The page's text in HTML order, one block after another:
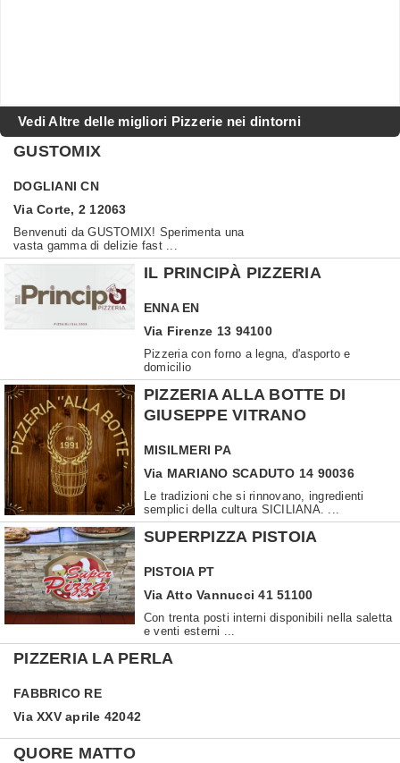
Vedi Altre delle migliori Pizzerie nei dintorni
GUSTOMIX
DOGLIANI CN
Via Corte, 2 12063
Benvenuti da GUSTOMIX! Sperimenta una
vasta gamma di delizie fast ...
IL PRINCIPÀ PIZZERIA
ENNA EN
Via Firenze 13 94100
Pizzeria con forno a legna, d'asporto e
domicilio
PIZZERIA ALLA BOTTE DI
GIUSEPPE VITRANO
MISILMERI PA
Via MARIANO SCADUTO 14 90036
Le tradizioni che si rinnovano, ingredienti
semplici della cultura SICILIANA. ...
SUPERPIZZA PISTOIA
PISTOIA PT
Via Atto Vannucci 41 51100
Con trenta posti interni disponibili nella saletta
e venti esterni ...
PIZZERIA LA PERLA
FABBRICO RE
Via XXV aprile 42042
QUORE MATTO